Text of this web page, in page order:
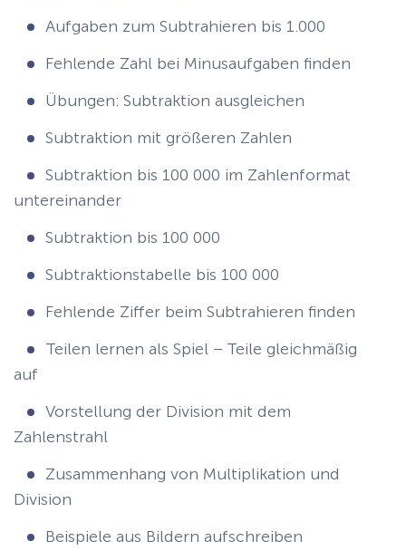
Aufgaben zum Subtrahieren bis 1.000
Fehlende Zahl bei Minusaufgaben finden
Übungen: Subtraktion ausgleichen
Subtraktion mit größeren Zahlen
Subtraktion bis 100 000 im Zahlenformat
untereinander
Subtraktion bis 100 000
Subtraktionstabelle bis 100 000
Fehlende Ziffer beim Subtrahieren finden
Teilen lernen als Spiel – Teile gleichmäßig
auf
Vorstellung der Division mit dem
Zahlenstrahl
Zusammenhang von Multiplikation und
Division
Beispiele aus Bildern aufschreiben